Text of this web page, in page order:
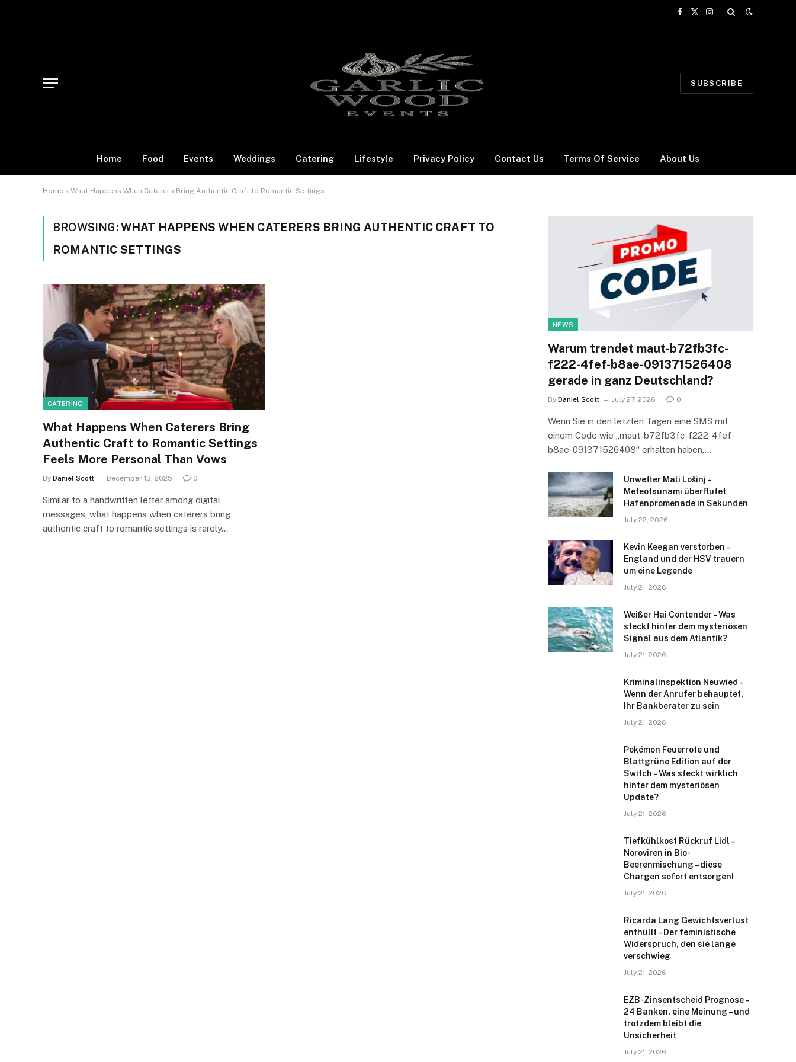
Facebook
X
Instagram
SUBSCRIBE
Home Food Events Weddings Catering Lifestyle Privacy Policy Contact Us Terms Of Service About Us
Home » What Happens When Caterers Bring Authentic Craft to Romantic Settings
BROWSING:WHAT HAPPENS WHEN CATERERS BRING AUTHENTIC CRAFT TO
ROMANTIC SETTINGS
CATERING
What Happens When Caterers Bring
Authentic Craft to Romantic Settings
Feels More Personal Than Vows
By Daniel Scott December 13, 2025 0
Similar to a handwritten letter among digital
messages, what happens when caterers bring
authentic craft to romantic settings is rarely…
NEWS
Warum trendet maut-b72fb3fc-
f222-4fef-b8ae-091371526408
gerade in ganz Deutschland?
By Daniel Scott July 27, 2026 0
Wenn Sie in den letzten Tagen eine SMS mit
einem Code wie „maut-b72fb3fc-f222-4fef-
b8ae-091371526408“ erhalten haben,…
Unwetter Mali Lošinj –
Meteotsunami überflutet
Hafenpromenade in Sekunden
July 22, 2026
Kevin Keegan verstorben –
England und der HSV trauern
um eine Legende
July 21, 2026
Weißer Hai Contender – Was
steckt hinter dem mysteriösen
Signal aus dem Atlantik?
July 21, 2026
Kriminalinspektion Neuwied –
Wenn der Anrufer behauptet,
Ihr Bankberater zu sein
July 21, 2026
Pokémon Feuerrote und
Blattgrüne Edition auf der
Switch – Was steckt wirklich
hinter dem mysteriösen
Update?
July 21, 2026
Tiefkühlkost Rückruf Lidl –
Noroviren in Bio-
Beerenmischung – diese
Chargen sofort entsorgen!
July 21, 2026
Ricarda Lang Gewichtsverlust
enthüllt – Der feministische
Widerspruch, den sie lange
verschwieg
July 21, 2026
EZB-Zinsentscheid Prognose –
24 Banken, eine Meinung – und
trotzdem bleibt die
Unsicherheit
July 21, 2026